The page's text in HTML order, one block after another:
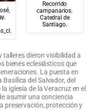
Recorrido
campanarios.
Catedral de
Santiago.
talleres dieron visibilidad a
bienes eclesiásticos que
La puesta en
del Salvador, del
iglesia de la Veracruz en el
asumir una conciencia
preservación, protección y